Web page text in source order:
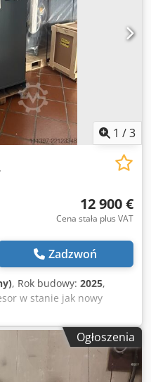
1 /3
12 900 €
Cena stała plus VAT
Zadzwoń
, Rok budowy: 2025,
w stanie jak nowy
2000 godzin pracy.
Cena katalogowa
Maksymalne ciśnienie:
15 kW / 20 KM Wydajność:
Ogłoszenia